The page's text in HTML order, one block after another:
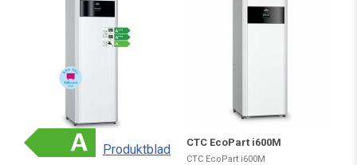
Produktblad
CTC EcoPart i600M
CTC EcoPart i600M